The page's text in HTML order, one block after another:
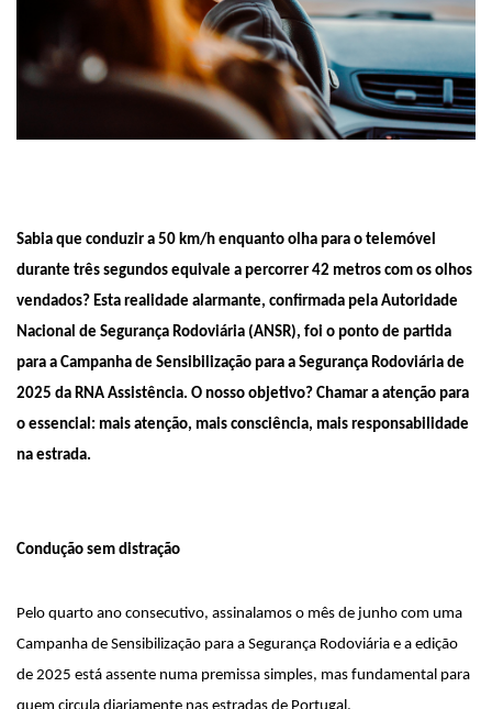
Sabia que conduzir a 50 km/h enquanto olha para o telemóvel
durante três segundos equivale a percorrer 42 metros com os olhos
vendados? Esta realidade alarmante, confirmada pela Autoridade
Nacional de Segurança Rodoviária (ANSR), foi o ponto de partida
para a Campanha de Sensibilização para a Segurança Rodoviária de
2025 da RNA Assistência. O nosso objetivo? Chamar a atenção para
o essencial: mais atenção, mais consciência, mais responsabilidade
na estrada.
Condução sem distração
Pelo quarto ano consecutivo, assinalamos o mês de junho com uma
Campanha de Sensibilização para a Segurança Rodoviária e a edição
de 2025 está assente numa premissa simples, mas fundamental para